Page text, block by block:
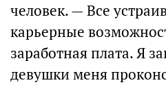
человек. — Все
карьерные
заработная плата. Я
девушки меня